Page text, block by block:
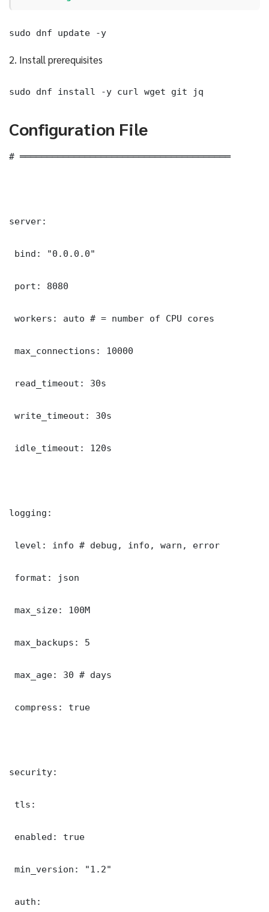
sudo dnf update -y
2. Install prerequisites
sudo dnf install -y curl wget git jq
Configuration File
# ═══════════════════════════════════════
server:
bind: "0.0.0.0"
port: 8080
workers: auto # = number of CPU cores
max_connections: 10000
read_timeout: 30s
write_timeout: 30s
idle_timeout: 120s
logging:
level: info # debug, info, warn, error
format: json
max_size: 100M
max_backups: 5
max_age: 30 # days
compress: true
security:
tls:
enabled: true
min_version: "1.2"
auth: